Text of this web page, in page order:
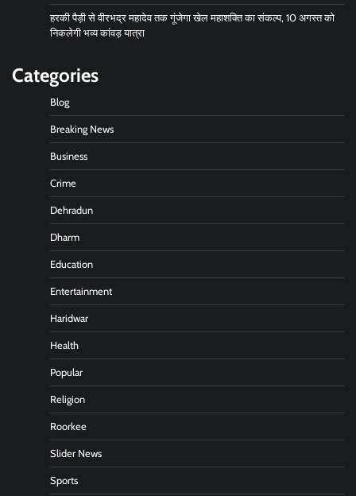
हरकी पैड़ी से वीरभद्र महादेव तक गूंजेगा खेल महाशक्ति का संकल्प, 10 अगस्त को
निकलेगी भव्य कांवड़ यात्रा
Categories
Blog
Breaking News
Business
Crime
Dehradun
Dharm
Education
Entertainment
Haridwar
Health
Popular
Religion
Roorkee
Slider News
Sports